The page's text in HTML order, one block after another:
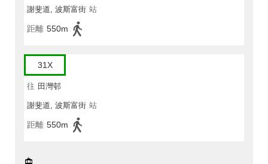
謝斐道, 波斯富街 站
距離 550m
31X
往 田灣邨
謝斐道, 波斯富街 站
距離 550m